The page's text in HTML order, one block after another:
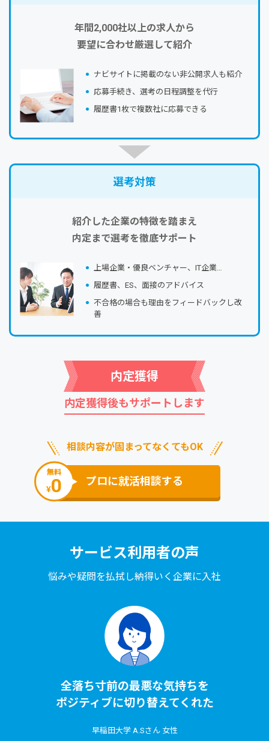
年間2,000社以上の求人から
要望に合わせ厳選して紹介
ナビサイトに掲載のない⾮公開求⼈も紹介
応募⼿続き、選考の⽇程調整を代⾏
履歴書1枚で複数社に応募できる
選考対策
紹介した企業の特徴を踏まえ
内定まで選考を徹底サポート
上場企業・優良ベンチャー、IT企業…
履歴書、ES、⾯接のアドバイス
不合格の場合も理由をフィードバックし改
善
内定獲得
内定獲得後もサポートします
相談内容が固まってなくてもOK
無料
¥0 プロに就活相談する
サービス利⽤者の声
悩みや疑問を払拭し納得いく企業に⼊社
全落ち⼨前の最悪な気持ちを
ポジティブに切り替えてくれた
早稲⽥⼤学 A.Sさん ⼥性